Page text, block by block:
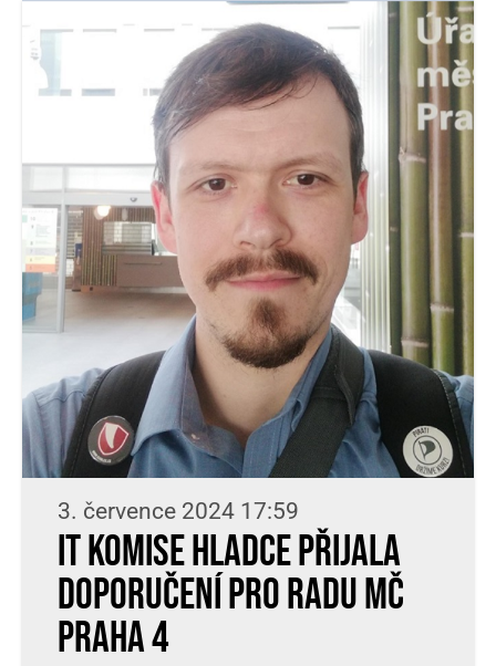
3. července 2024 17:59
IT komise hladce přijala
doporučení pro Radu MČ
Praha 4